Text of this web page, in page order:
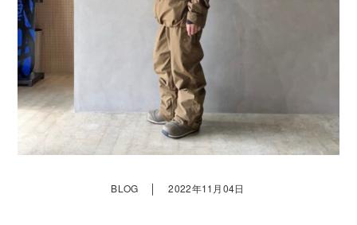
BLOG ｜ 2022年11月04日